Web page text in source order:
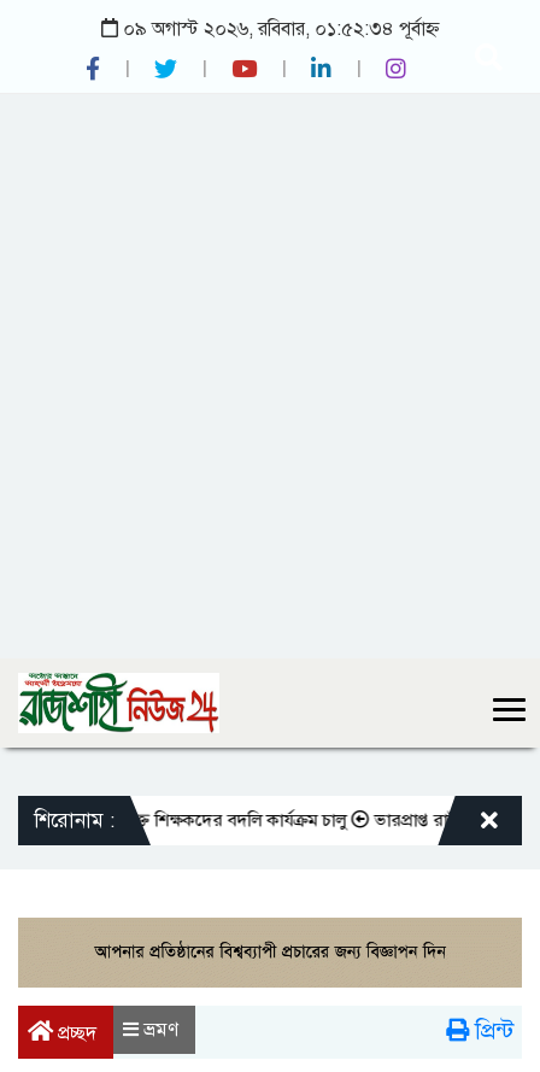
০৯ অগাস্ট ২০২৬, রবিবার, ০১:৫২:৩৪ পূর্বাহ্ন
শিরোনাম :
এমপিওভুক্ত শিক্ষকদের বদলি কার্যক্রম চালু ভারপ্রাপ্ত রাষ্ট্রপতিকে
প্রচ্ছদ ভ্রমণ প্রিন্ট